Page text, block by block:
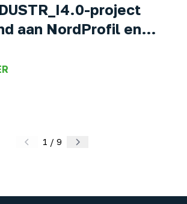
project
aan NordProfil en
1 / 9